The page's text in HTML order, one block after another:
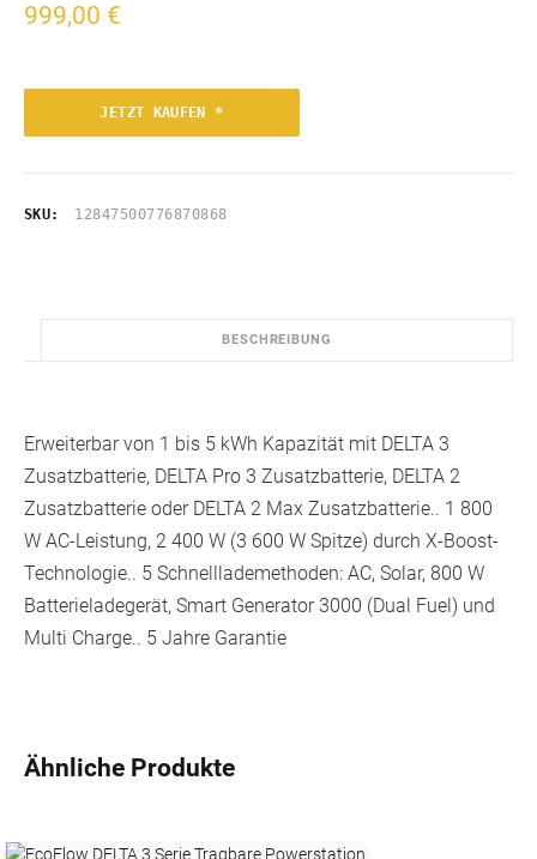
999,00 €
JETZT KAUFEN *
SKU: 12847500776870868
BESCHREIBUNG
Erweiterbar von 1 bis 5 kWh Kapazität mit DELTA 3
Zusatzbatterie, DELTA Pro 3 Zusatzbatterie, DELTA 2
Zusatzbatterie oder DELTA 2 Max Zusatzbatterie.. 1 800
W AC-Leistung, 2 400 W (3 600 W Spitze) durch X-Boost-
Technologie.. 5 Schnelllademethoden: AC, Solar, 800 W
Batterieladegerät, Smart Generator 3000 (Dual Fuel) und
Multi Charge.. 5 Jahre Garantie
Ähnliche Produkte